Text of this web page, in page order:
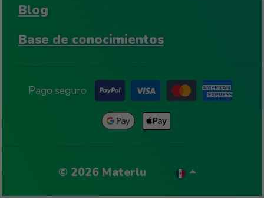
Blog
Base de conocimientos
Pago seguro
© 2026Materlu